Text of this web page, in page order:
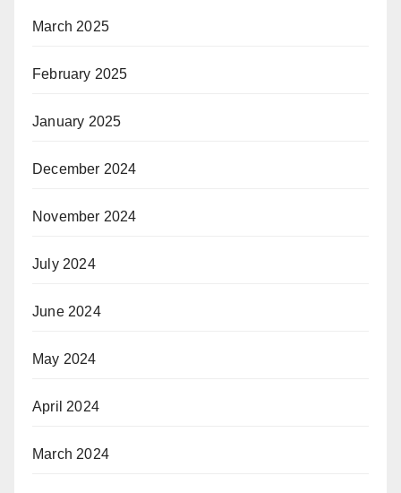
March 2025
February 2025
January 2025
December 2024
November 2024
July 2024
June 2024
May 2024
April 2024
March 2024